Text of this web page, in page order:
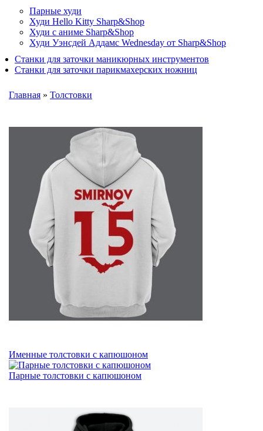
Парные худи
Худи Hello Kitty Sharp&Shop
Худи с аниме Sharp&Shop
Худи Уэнсдей Аддамс Wednesday от Sharp&Shop
Станки для заточки маникюрных инструментов
Станки для заточки парикмахерских ножниц
Главная » Толстовки
Именные толстовки с капюшоном
Парные толстовки с капюшоном